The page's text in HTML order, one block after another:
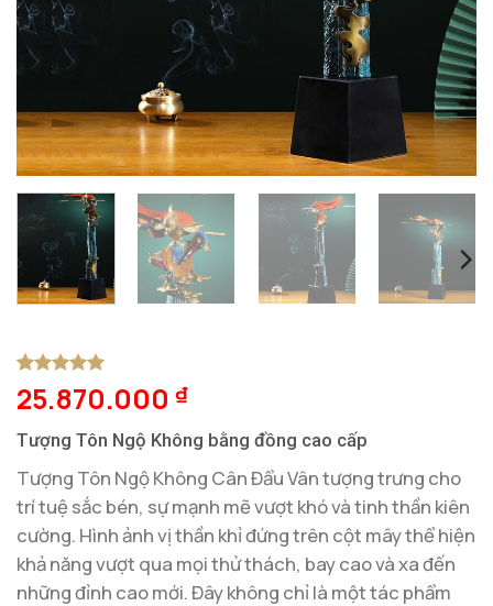
5trên 5
dựa trên
1
25.870.000 ₫
Tượng Tôn Ngộ Không bằng đồng cao cấp
Tượng Tôn Ngộ Không Cân Đẩu Vân tượng trưng cho
trí tuệ sắc bén, sự mạnh mẽ vượt khó và tinh thần kiên
cường. Hình ảnh vị thần khỉ đứng trên cột mây thể hiện
khả năng vượt qua mọi thử thách, bay cao và xa đến
những đỉnh cao mới. Đây không chỉ là một tác phẩm